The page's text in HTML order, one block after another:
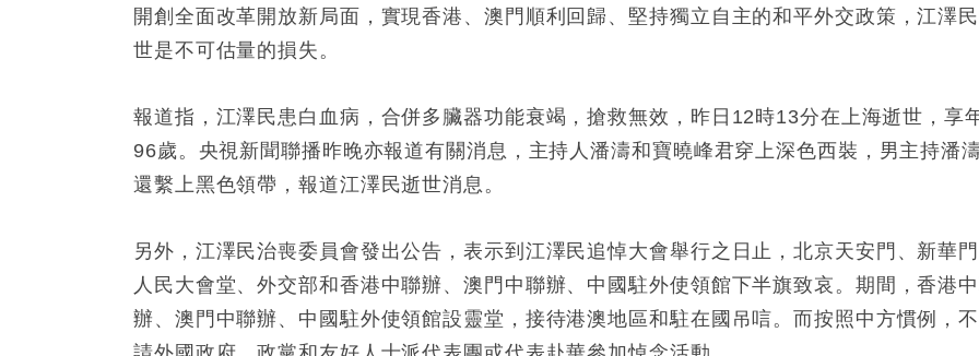
開創全面改革開放新局面，實現香港、澳門順利回歸、堅持獨立自主的和平外交政策，江澤
世是不可估量的損失。
報道指，江澤民患白血病，合併多臟器功能衰竭，搶救無效，昨日12時13分在上海逝世，享
96歲。央視新聞聯播昨晚亦報道有關消息，主持人潘濤和寶曉峰君穿上深色西裝，男主持潘濤
還繫上黑色領帶，報道江澤民逝世消息。
另外，江澤民治喪委員會發出公告，表示到江澤民追悼大會舉行之日止，北京天安門、新華門
人民大會堂、外交部和香港中聯辦、澳門中聯辦、中國駐外使領館下半旗致哀。期間，香港
辦、澳門中聯辦、中國駐外使領館設靈堂，接待港澳地區和駐在國吊唁。而按照中方慣例，